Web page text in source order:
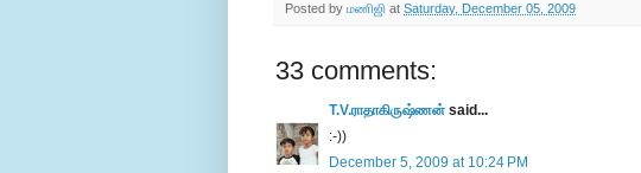
Posted by மணிஜி at Saturday, December 05, 2009
33 comments:
T.V.ராதாகிருஷ்ணன் said...
:-))
December 5, 2009 at 10:24 PM